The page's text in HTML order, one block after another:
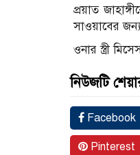
প্রয়াত
সাওয়াবের
ওনার স্ত্রী
নিউজটি
Facebook
Pinterest